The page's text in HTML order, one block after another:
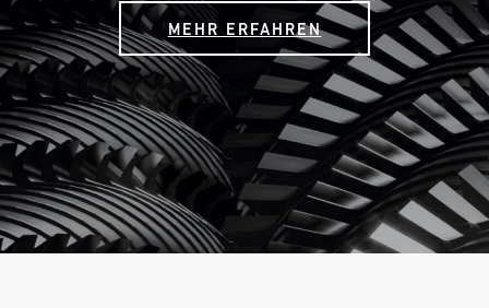
MEHR ERFAHREN